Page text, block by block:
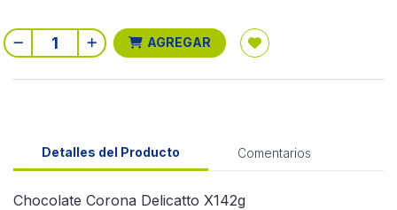
AGREGAR
Detalles del Producto Comentarios
Chocolate Corona Delicatto X142g